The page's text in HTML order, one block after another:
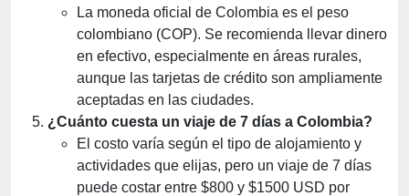
La moneda oficial de Colombia es el peso
colombiano (COP). Se recomienda llevar dinero
en efectivo, especialmente en áreas rurales,
aunque las tarjetas de crédito son ampliamente
aceptadas en las ciudades.
¿Cuánto cuesta un viaje de 7 días a Colombia?
El costo varía según el tipo de alojamiento y
actividades que elijas, pero un viaje de 7 días
puede costar entre $800 y $1500 USD por